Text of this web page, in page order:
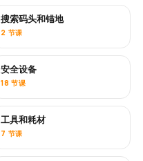
搜索码头和锚地
2 节课
安全设备
18 节课
工具和耗材
7 节课